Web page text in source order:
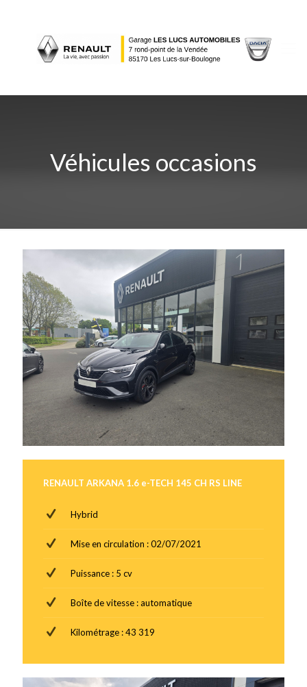
Véhicules occasions
RENAULT ARKANA 1.6 e-TECH 145 CH RS LINE
Hybrid
Mise en circulation : 02/07/2021
Puissance : 5 cv
Boîte de vitesse : automatique
Kilométrage : 43 319